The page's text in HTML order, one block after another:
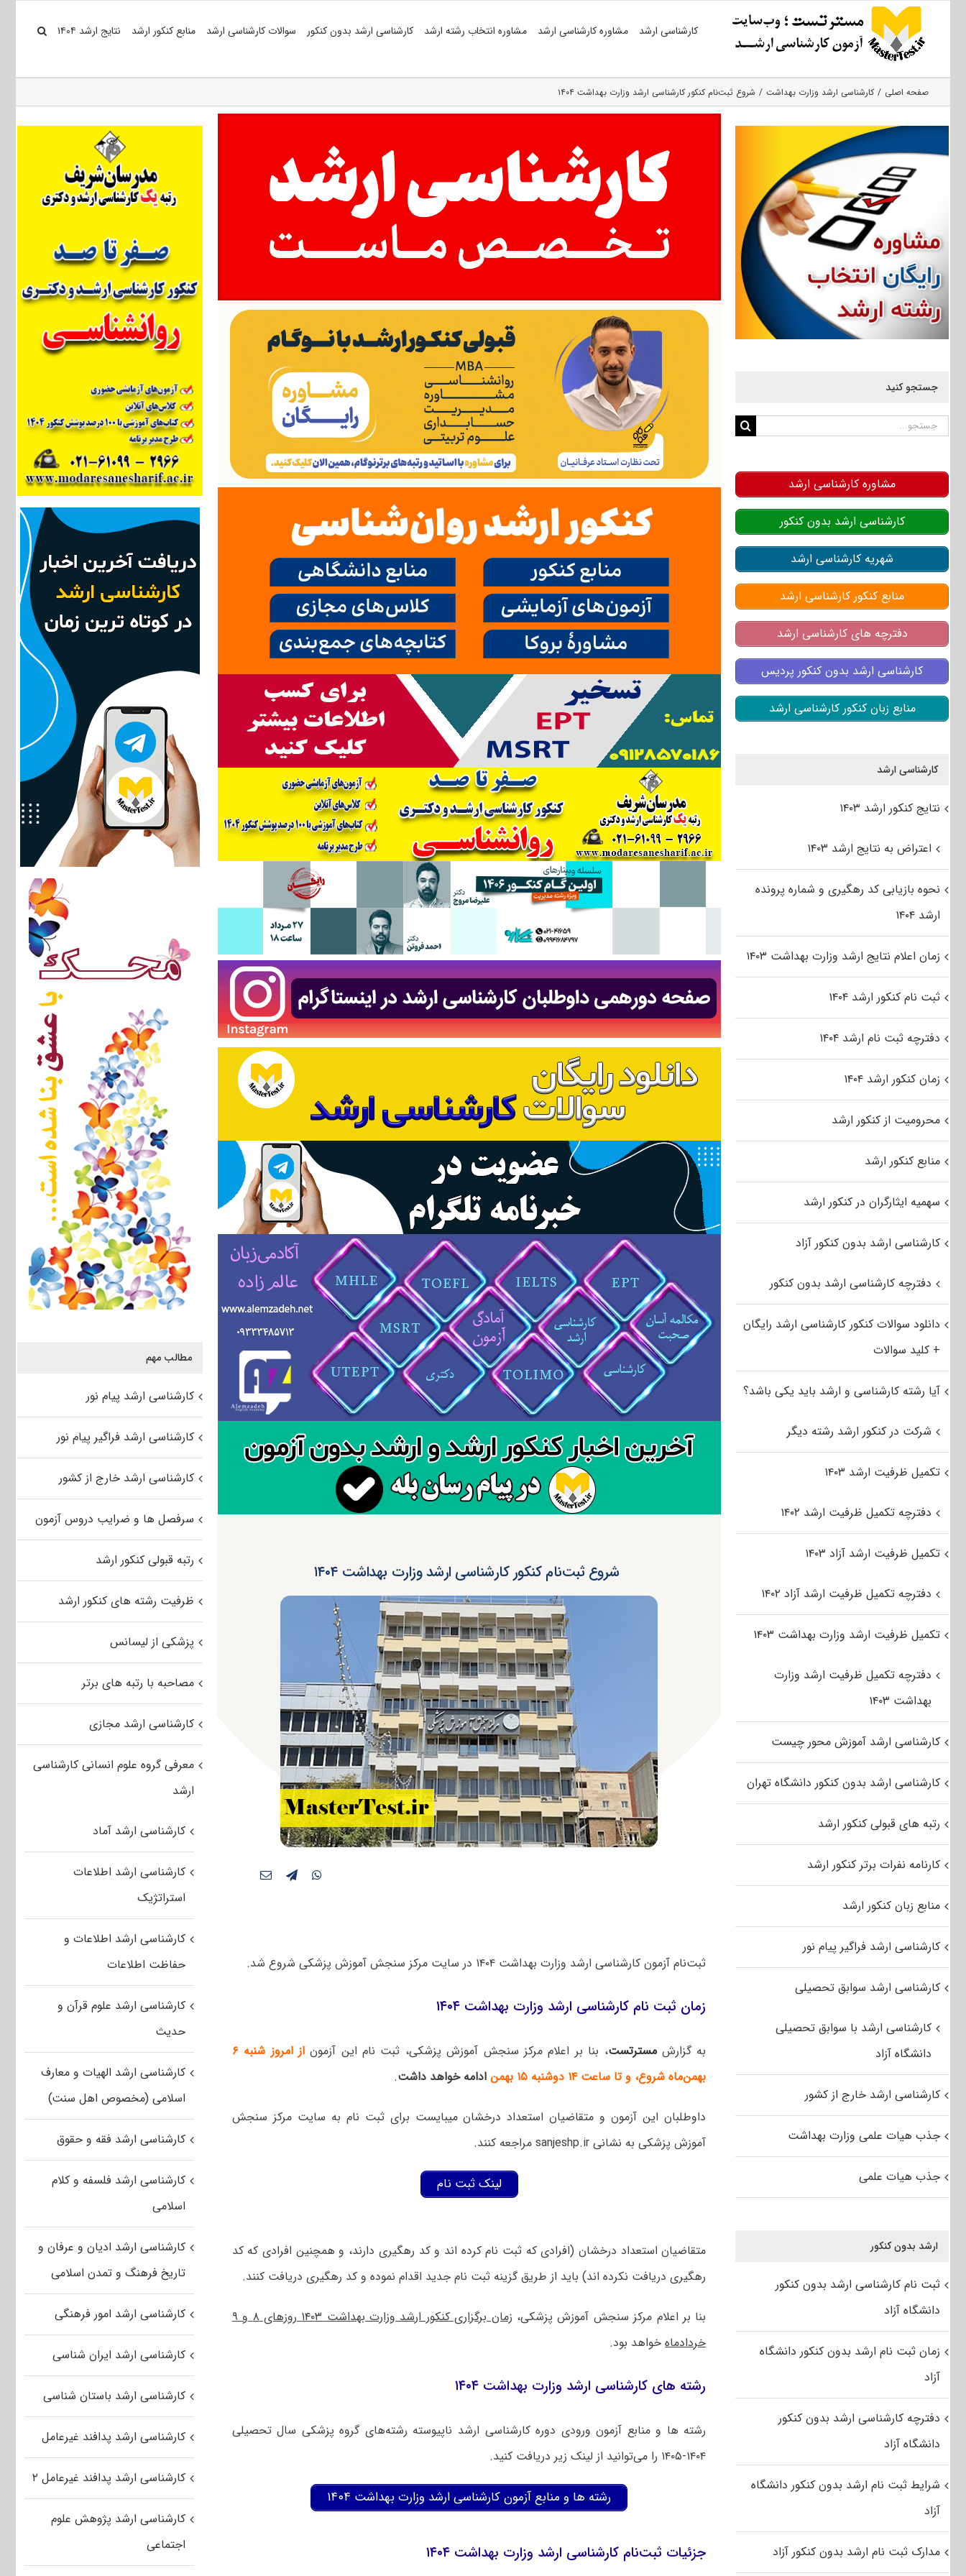
کارشناسی ارشد مشاوره کارشناسی ارشد مشاوره انتخاب رشته ارشد کارشناسی ارشد بدون کنکور سوالات کارشناسی ارشد منابع کنکور ارشد نتایج ارشد ۱۴۰۴
صفحه اصلی کارشناسی ارشد وزارت بهداشت شروع ثبت‌نام کنکور کارشناسی ارشد وزارت بهداشت ۱۴۰۴
شروع ثبت‌نام کنکور کارشناسی ارشد وزارت بهداشت ۱۴۰۴
ثبت‌نام آزمون کارشناسی ارشد وزارت بهداشت ۱۴۰۴ در سایت مرکز سنجش آموزش پزشکی شروع شد.
زمان ثبت‌ نام کارشناسی ارشد وزارت بهداشت ۱۴۰۴
به گزارشمسترتست، بنا بر اعلام مرکز سنجش آموزش پزشکی، ثبت نام این آزمون
از امروز شنبه ۶
بهمن‌ماه شروع، و تا ساعت ۱۴ دوشنبه ۱۵ بهمن
ادامه خواهد داشت.
داوطلبان این آزمون و متقاضیان استعداد درخشان میبایست برای ثبت‌ نام به سایت مرکز سنجش
آموزش پزشکی به نشانی sanjeshp.ir مراجعه کنند.
لینک ثبت نام
متقاضیان استعداد درخشان (افرادی که ثبت نام کرده اند و کد رهگیری دارند، و همچنین افرادی که کد
رهگیری دریافت نکرده اند) باید از طریق گزینه ثبت نام جدید اقدام نموده و کد رهگیری دریافت کنند.
بنا بر اعلام مرکز سنجش آموزش پزشکی،
زمان برگزاری کنکور ارشد وزارت بهداشت ۱۴۰۳ روزهای ۸ و ۹
خردادماهخواهد بود.
رشته های کارشناسی ارشد وزارت بهداشت ۱۴۰۴
رشته ها و منابع آزمون ورودی دوره کارشناسی ارشد ناپیوسته رشته‌های گروه پزشکی سال تحصیلی
۱۴۰۴-۱۴۰۵ را می‌توانید از لینک زیر دریافت کنید.
رشته ها و منابع آزمون کارشناسی ارشد وزارت بهداشت ۱۴۰۴
جزئیات ثبت‌نام کارشناسی ارشد وزارت بهداشت ۱۴۰۴
مطالب مهم
کارشناسی ارشد پیام نور
کارشناسی ارشد فراگیر پیام نور
کارشناسی ارشد خارج از کشور
سرفصل ها و ضرایب دروس آزمون
رتبه قبولی کنکور ارشد
ظرفیت رشته های کنکور ارشد
پزشکی از لیسانس
مصاحبه با رتبه های برتر
کارشناسی ارشد مجازی
معرفی گروه علوم انسانی کارشناسی
ارشد
کارشناسی ارشد آماد
کارشناسی ارشد اطلاعات
استراتژیک
کارشناسی ارشد اطلاعات و
حفاظت اطلاعات
کارشناسی ارشد علوم قرآن و
حدیث
کارشناسی ارشد الهیات و معارف
اسلامی (مخصوص اهل سنت)
کارشناسی ارشد فقه و حقوق
کارشناسی ارشد فلسفه و کلام
اسلامی
کارشناسی ارشد ادیان و عرفان و
تاریخ فرهنگ و تمدن اسلامی
کارشناسی ارشد امور فرهنگی
کارشناسی ارشد ایران شناسی
کارشناسی ارشد باستان شناسی
کارشناسی ارشد پدافند غیرعامل
کارشناسی ارشد پدافند غیرعامل ۲
کارشناسی ارشد پژوهش علوم
اجتماعی
جستجو کنید
جستجو
مشاوره کارشناسی ارشد
کارشناسی ارشد بدون کنکور
شهریه کارشناسی ارشد
منابع کنکور کارشناسی ارشد
دفترچه های کارشناسی ارشد
کارشناسی ارشد بدون کنکور پردیس
منابع زبان کنکور کارشناسی ارشد
کارشناسی ارشد
نتایج کنکور ارشد ۱۴۰۳
اعتراض به نتایج ارشد ۱۴۰۳
نحوه بازیابی کد رهگیری و شماره پرونده
ارشد ۱۴۰۴
زمان اعلام نتایج ارشد وزارت بهداشت ۱۴۰۳
ثبت نام کنکور ارشد ۱۴۰۴
دفترچه ثبت نام ارشد ۱۴۰۴
زمان کنکور ارشد ۱۴۰۴
محرومیت از کنکور ارشد
منابع کنکور ارشد
سهمیه ایثارگران در کنکور ارشد
کارشناسی ارشد بدون کنکور آزاد
دفترچه کارشناسی ارشد بدون کنکور
دانلود سوالات کنکور کارشناسی ارشد رایگان
+ کلید سوالات
آیا رشته کارشناسی و ارشد باید یکی باشد؟
شرکت در کنکور ارشد رشته دیگر
تکمیل ظرفیت ارشد ۱۴۰۳
دفترچه تکمیل ظرفیت ارشد ۱۴۰۲
تکمیل ظرفیت ارشد آزاد ۱۴۰۳
دفترچه تکمیل ظرفیت ارشد آزاد ۱۴۰۲
تکمیل ظرفیت ارشد وزارت بهداشت ۱۴۰۳
دفترچه تکمیل ظرفیت ارشد وزارت
بهداشت ۱۴۰۳
کارشناسی ارشد آموزش محور چیست
کارشناسی ارشد بدون کنکور دانشگاه تهران
رتبه های قبولی کنکور ارشد
کارنامه نفرات برتر کنکور ارشد
منابع زبان کنکور ارشد
کارشناسی ارشد فراگیر پیام نور
کارشناسی ارشد سوابق تحصیلی
کارشناسی ارشد با سوابق تحصیلی
دانشگاه آزاد
کارشناسی ارشد خارج از کشور
جذب هیات علمی وزارت بهداشت
جذب هیات علمی
ارشد بدون کنکور
ثبت نام کارشناسی ارشد بدون کنکور
دانشگاه آزاد
زمان ثبت نام ارشد بدون کنکور دانشگاه
آزاد
دفترچه کارشناسی ارشد بدون کنکور
دانشگاه آزاد
شرایط ثبت نام ارشد بدون کنکور دانشگاه
آزاد
مدارک ثبت نام ارشد بدون کنکور آزاد